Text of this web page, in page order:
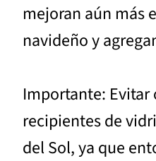
mejoran aún más
navideño y
Importante: Evitar
recipientes de
del Sol, ya que